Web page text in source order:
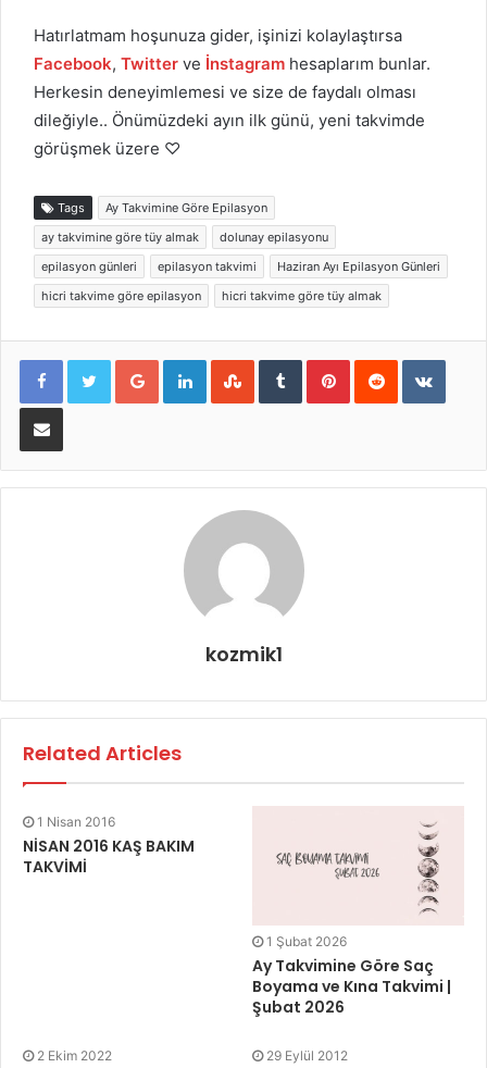
Hatırlatmam hoşunuza gider, işinizi kolaylaştırsa
Facebook, Twitter ve İnstagram hesaplarım bunlar.
Herkesin deneyimlemesi ve size de faydalı olması
dileğiyle.. Önümüzdeki ayın ilk günü, yeni takvimde
görüşmek üzere ♡
Tags
Ay Takvimine Göre Epilasyon
ay takvimine göre tüy almak
dolunay epilasyonu
epilasyon günleri
epilasyon takvimi
Haziran Ayı Epilasyon Günleri
hicri takvime göre epilasyon
hicri takvime göre tüy almak
Google+LinkedInStumbleUpon
TumblrPinterestReddit
E-Posta ile paylaş
kozmik1
Related Articles
1 Nisan 2016
NİSAN 2016 KAŞ BAKIM
TAKVİMİ
1 Şubat 2026
Ay Takvimine Göre Saç
Boyama ve Kına Takvimi |
Şubat 2026
2 Ekim 2022 29 Eylül 2012